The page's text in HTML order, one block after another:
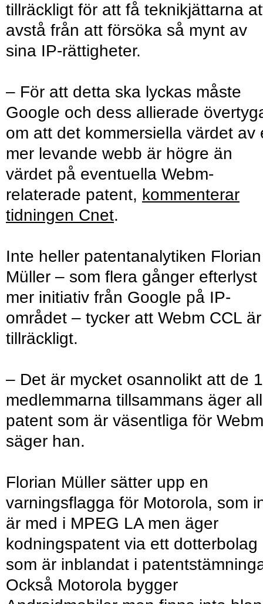
tillräckligt för att få teknikjättarna
avstå från att försöka så mynt av
sina IP-rättigheter.
– För att detta ska lyckas måste
Google och dess allierade
om att det kommersiella värdet av
mer levande webb är högre än
värdet på eventuella Webm-
relaterade patent, kommenterar
tidningen Cnet.
Inte heller patentanalytiken Florian
Müller – som flera gånger efterlyst
mer initiativ från Google på IP-
området – tycker att Webm CCL är
tillräckligt.
– Det är mycket osannolikt att de
medlemmarna tillsammans äger
patent som är väsentliga för
säger han.
Florian Müller sätter upp en
varningsflagga för Motorola, som
är med i MPEG LA men äger
kodningspatent via ett dotterbolag
som är inblandat i
Också Motorola bygger